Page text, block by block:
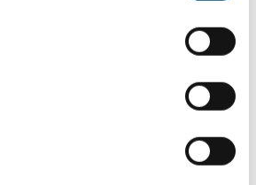
verwelkomen jou graag vanaf